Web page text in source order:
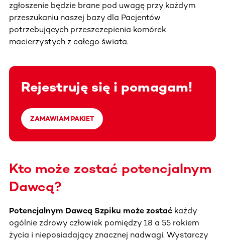
zgłoszenie będzie brane pod uwagę przy każdym
przeszukaniu naszej bazy dla Pacjentów
potrzebujących przeszczepienia komórek
macierzystych z całego świata.
Rejestruję się i pomagam!
ZAMAWIAM PAKIET
Kto może zostać potencjalnym
Dawcą?
Potencjalnym Dawcą Szpiku może zostać każdy
ogólnie zdrowy człowiek pomiędzy 18 a 55 rokiem
życia i nieposiadający znacznej nadwagi. Wystarczy